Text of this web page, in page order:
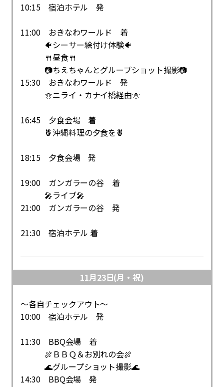
10:15 宿泊ホテル 発
11:00 おきなわワールド 着
🐠シーサー絵付け体験🐠
🍴昼食🍴
📷ちえちゃんとグループショット撮影📷
15:30 おきなわワールド 発
🌞ニライ・カナイ橋経由🌞
16:45 夕食会場 着
🍍沖縄料理の夕食を🍍
18:15 夕食会場 発
19:00 ガンガラーの谷 着
🎤ライブ🎤
21:00 ガンガラーの谷 発
21:30 宿泊ホテル 着
11月23日(月・祝)
～各自チェックアウト～
10:00 宿泊ホテル 発
11:30 BBQ会場 着
🍖ＢＢＱ＆お別れの会🍖
🌊グループショット撮影🌊
14:30 BBQ会場 発